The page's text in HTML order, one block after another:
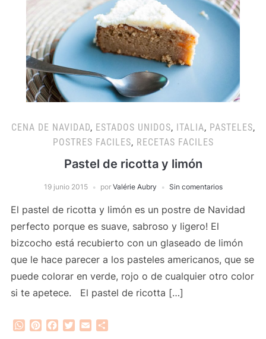
CENA DE NAVIDAD, ESTADOS UNIDOS, ITALIA, PASTELES,
POSTRES FACILES, RECETAS FACILES
Pastel de ricotta y limón
19 junio 2015 por Valérie Aubry Sin comentarios
El pastel de ricotta y limón es un postre de Navidad
perfecto porque es suave, sabroso y ligero! El
bizcocho está recubierto con un glaseado de limón
que le hace parecer a los pasteles americanos, que se
puede colorar en verde, rojo o de cualquier otro color
si te apetece. El pastel de ricotta […]
WhatsApp
PinterestFacebook
Twitter
Email